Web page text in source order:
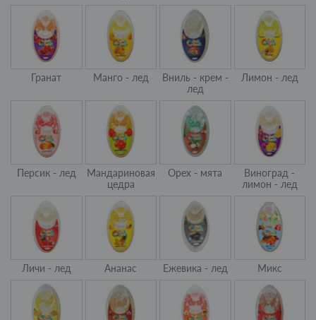
Гранат Манго - лед
Вниль - крем -
лед
Лимон - лед
Персик - лед
Мандариновая
цедра
Орех - мята
Виноград -
лимон - лед
Личи - лед Ананас Ежевика - лед Микс